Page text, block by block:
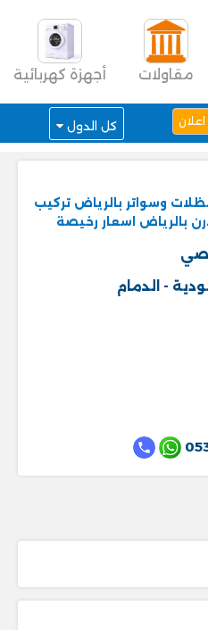
مقاولات أجهزة كهربائية
كل الدول
وسواتر بالرياض تركيب
بالرياض اسعار رخيصة
- الدمام